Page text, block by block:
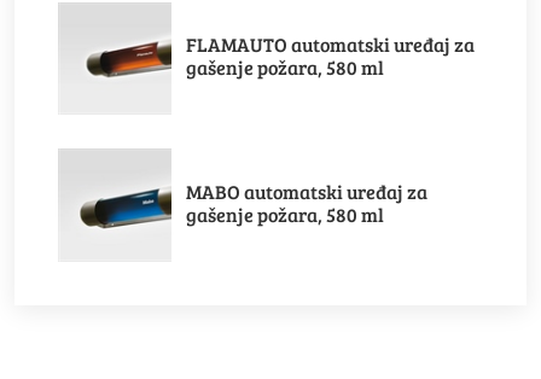
FLAMAUTO automatski uređaj za
gašenje požara, 580 ml
MABO automatski uređaj za
gašenje požara, 580 ml